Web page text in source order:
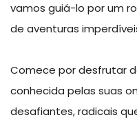
vamos guiá-lo por um
de aventuras
Comece por desfrutar
conhecida pelas suas
desafiantes, radicais